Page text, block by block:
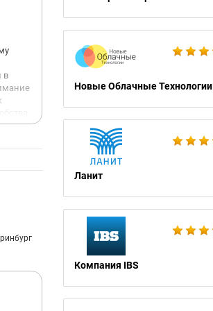
Новые Облачные Технологии
Ланит
Компания IBS
в
за
что